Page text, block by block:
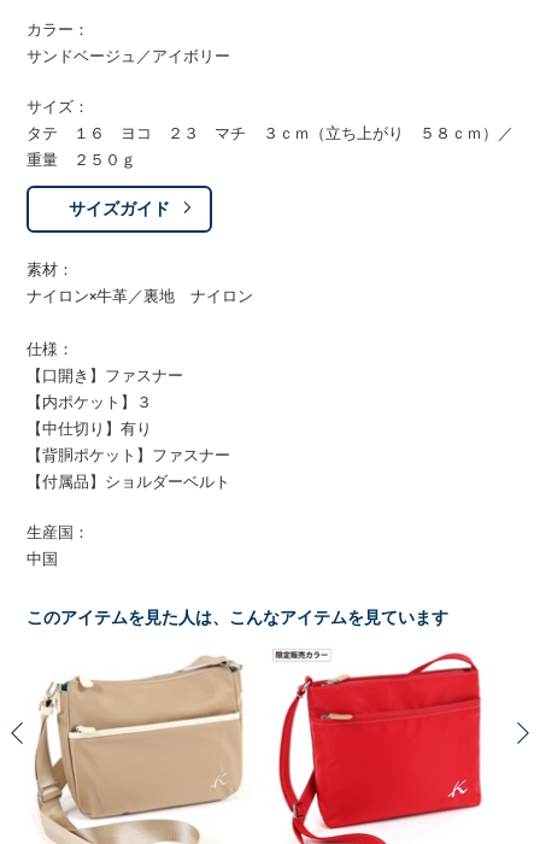
カラー：
サンドベージュ／アイボリー
サイズ：
タテ １６ ヨコ ２３ マチ ３ｃｍ（立ち上がり ５８ｃｍ）／
重量 ２５０ｇ
サイズガイド
素材：
ナイロン×牛革／裏地 ナイロン
仕様：
【口開き】ファスナー
【内ポケット】３
【中仕切り】有り
【背胴ポケット】ファスナー
【付属品】ショルダーベルト
生産国：
中国
このアイテムを見た人は、こんなアイテムを見ています